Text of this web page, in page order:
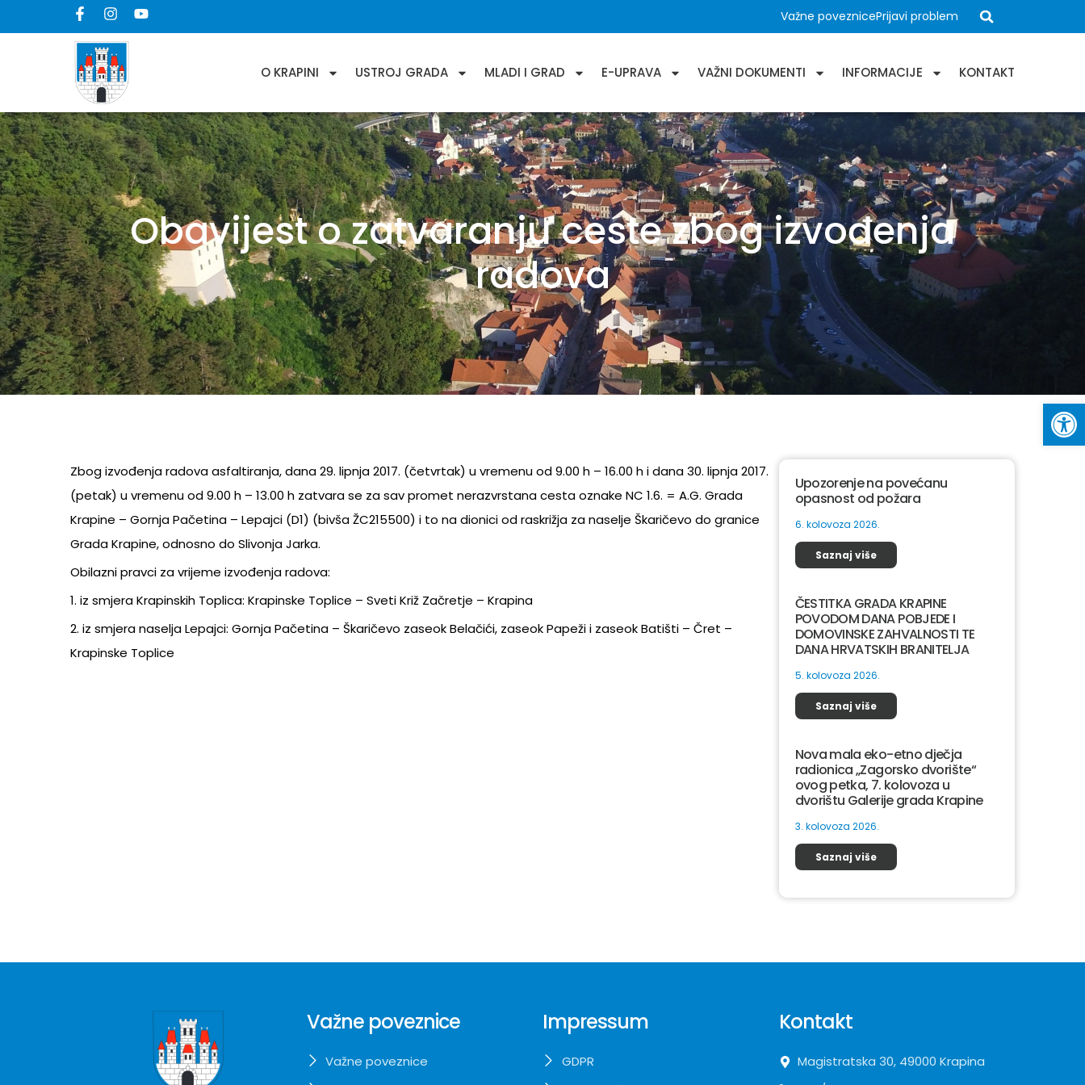
Važne poveznicePrijavi problem
O KRAPINI USTROJ GRADA MLADI I GRAD E-UPRAVA VAŽNI DOKUMENTI INFORMACIJE KONTAKT
Obavijest o zatvaranju ceste zbog izvođenja
radova
Zbog izvođenja radova asfaltiranja, dana 29. lipnja 2017. (četvrtak) u vremenu od 9.00 h – 16.00 h i dana 30. lipnja 2017.
(petak) u vremenu od 9.00 h – 13.00 h zatvara se za sav promet nerazvrstana cesta oznake NC 1.6. = A.G. Grada
Krapine – Gornja Pačetina – Lepajci (D1) (bivša ŽC215500) i to na dionici od raskrižja za naselje Škaričevo do granice
Grada Krapine, odnosno do Slivonja Jarka.
Obilazni pravci za vrijeme izvođenja radova:
1. iz smjera Krapinskih Toplica: Krapinske Toplice – Sveti Križ Začretje – Krapina
2. iz smjera naselja Lepajci: Gornja Pačetina – Škaričevo zaseok Belačići, zaseok Papeži i zaseok Batišti – Čret –
Krapinske Toplice
Upozorenje na povećanu
opasnost od požara
6. kolovoza 2026.
Saznaj više
ČESTITKA GRADA KRAPINE
POVODOM DANA POBJEDE I
DOMOVINSKE ZAHVALNOSTI TE
DANA HRVATSKIH BRANITELJA
5. kolovoza 2026.
Saznaj više
Nova mala eko-etno dječja
radionica „Zagorsko dvorište“
ovog petka, 7. kolovoza u
dvorištu Galerije grada Krapine
3. kolovoza 2026.
Saznaj više
Važne poveznice
Važne poveznice
Impressum
GDPR
Kontakt
Magistratska 30, 49000 Krapina